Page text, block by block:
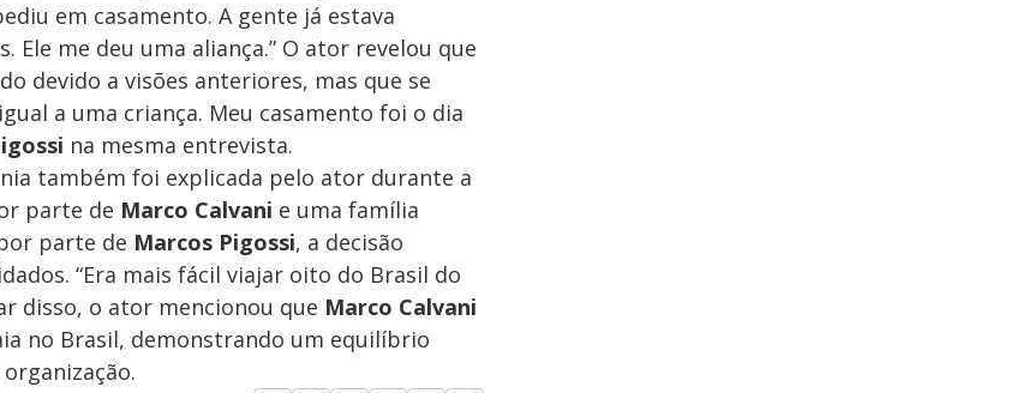
em casamento. A gente já estava
Ele me deu uma aliança.” O ator revelou que
devido a visões anteriores, mas que se
a uma criança. Meu casamento foi o dia
na mesma entrevista.
também foi explicada pelo ator durante a
parte de Marco Calvani e uma família
parte de Marcos Pigossi, a decisão
“Era mais fácil viajar oito do Brasil do
disso, o ator mencionou que Marco Calvani
no Brasil, demonstrando um equilíbrio